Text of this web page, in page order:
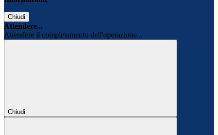
Chiudi
Attendere...
Attendere il completamento dell'operazione...
Chiudi